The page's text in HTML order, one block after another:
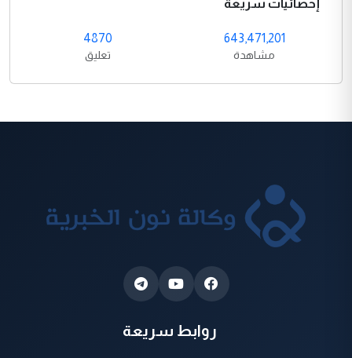
إحصائيات سريعة
643,471,201
مشاهدة
4870
تعليق
روابط سريعة